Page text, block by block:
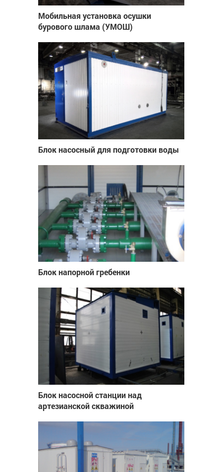
Мобильная установка осушки
бурового шлама (УМОШ)
Блок насосный для подготовки воды
Блок напорной гребенки
Блок насосной станции над
артезианской скважиной